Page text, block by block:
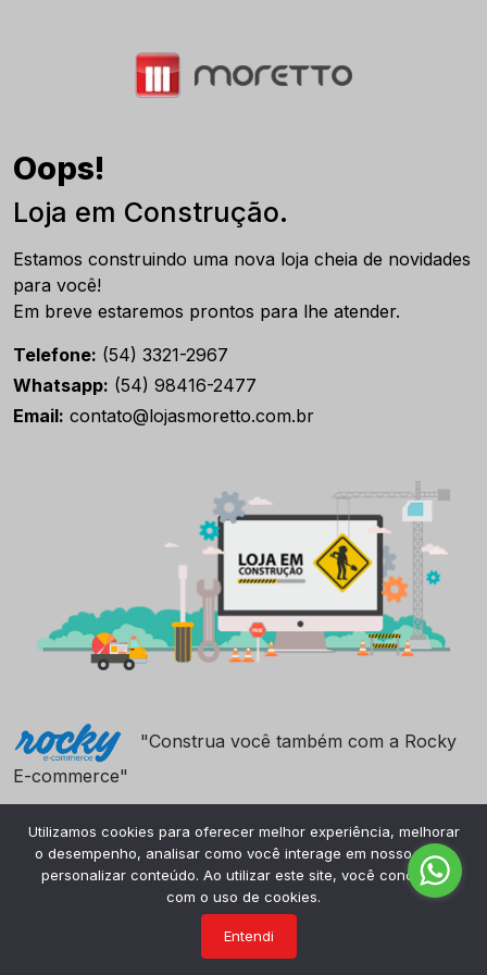
Oops!
Loja em Construção.
Estamos construindo uma nova loja cheia de novidades
para você!
Em breve estaremos prontos para lhe atender.
Telefone: (54) 3321-2967
Whatsapp: (54) 98416-2477
Email: contato@lojasmoretto.com.br
"Construa você também com a Rocky
E-commerce"
Utilizamos cookies para oferecer melhor experiência, melhorar
o desempenho, analisar como você interage em nosso site e
personalizar conteúdo. Ao utilizar este site, você concorda
com o uso de cookies.
Entendi